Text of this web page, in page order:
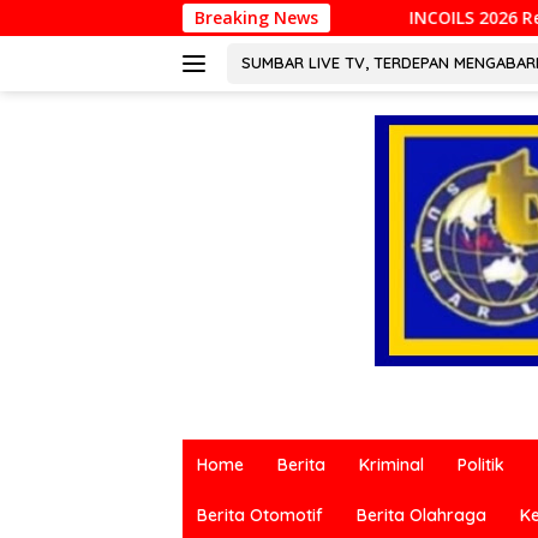
ke
Breaking News
INCOILS 2026 Resmi Digelar di
SUMBAR LIVE TV, TERDEPAN
terkini
berbagai
Home Berita Kriminal Politik
Berita Otomotif Berita Olahraga